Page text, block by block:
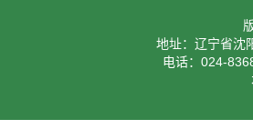
地址：辽宁省沈
电话：024-